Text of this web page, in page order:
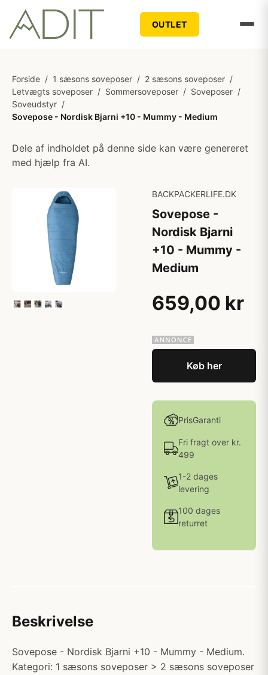
OUTLET
Forside / 1 sæsons soveposer / 2 sæsons soveposer /
Letvægts soveposer / Sommersoveposer / Soveposer /
Soveudstyr /
Sovepose - Nordisk Bjarni +10 - Mummy - Medium
Dele af indholdet på denne side kan være genereret
med hjælp fra AI.
BACKPACKERLIFE.DK
Sovepose -
Nordisk Bjarni
+10 - Mummy -
Medium
659,00 kr
Køb her
PrisGaranti
Fri fragt over kr.
499
1-2 dages
levering
100 dages
returret
Beskrivelse
Sovepose - Nordisk Bjarni +10 - Mummy - Medium.
Kategori: 1 sæsons soveposer > 2 sæsons soveposer